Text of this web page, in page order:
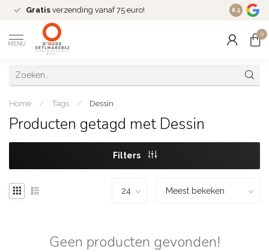
Gratis verzending vanaf 75 euro! Dé
8.5
MENU
0
Home / Tags / Dessin
Producten getagd met Dessin
Filters
Geen producten gevonden!